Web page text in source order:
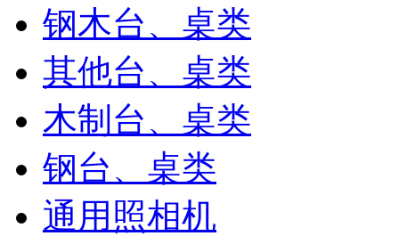
钢木台、桌类
其他台、桌类
木制台、桌类
钢台、桌类
通用照相机